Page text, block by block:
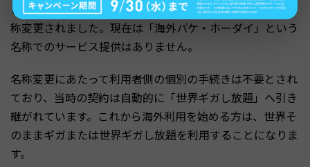
ビスの名称で、2023年5月24日に「世界ギガし放題」へ名
称変更されました。現在は「海外パケ・ホーダイ」という
名称でのサービス提供はありません。
名称変更にあたって利用者側の個別の手続きは不要とされ
ており、当時の契約は自動的に「世界ギガし放題」へ引き
継がれています。これから海外利用を始める方は、世界そ
のままギガまたは世界ギガし放題を利用することになりま
す。